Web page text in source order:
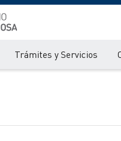
Trámites y Servicios